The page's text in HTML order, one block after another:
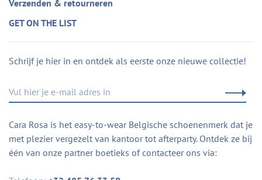
Verzenden & retourneren
GET ON THE LIST
Schrijf je hier in en ontdek als eerste onze nieuwe collectie!
Cara Rosa is het easy-to-wear Belgische schoenenmerk dat je
met plezier vergezelt van kantoor tot afterparty. Ontdek ze bij
één van onze partner boetieks of contacteer ons via: